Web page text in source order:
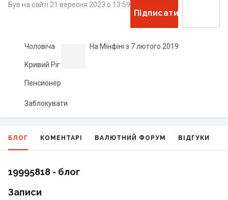
Був на сайті 21 вересня 2023 о 13:59
Підписатися
Чоловіча
Кривий Ріг
Пенсионер
На Мінфіні з 7 лютого 2019
Заблокувати
БЛОГ КОМЕНТАРІ ВАЛЮТНИЙ ФОРУМ ВІДГУКИ
19995818 - блог
Записи